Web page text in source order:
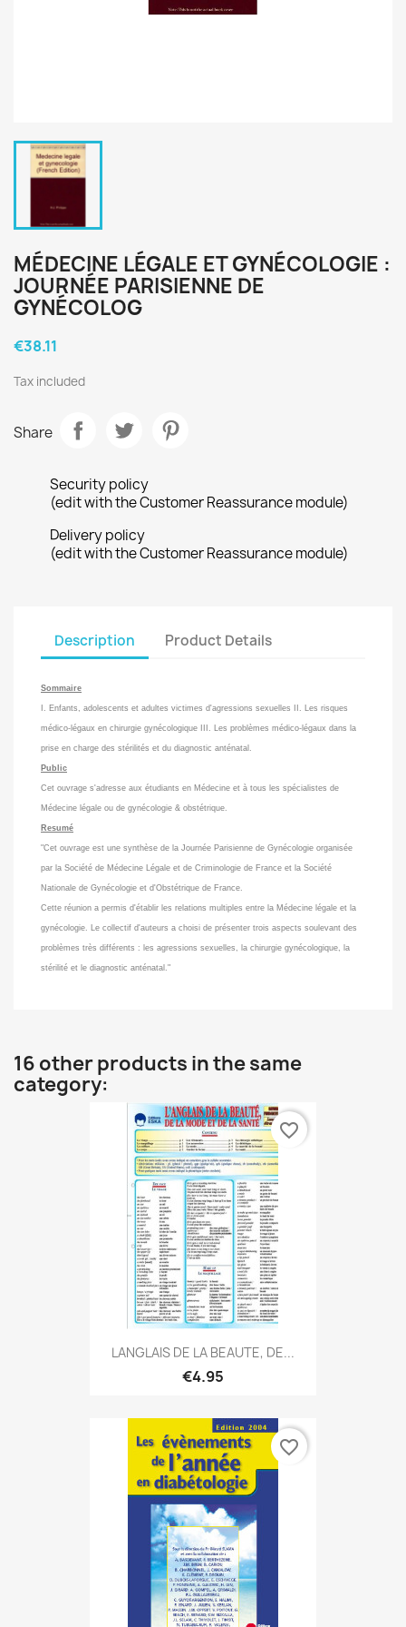
MÉDECINE LÉGALE ET GYNÉCOLOGIE :
JOURNÉE PARISIENNE DE
GYNÉCOLOG
€38.11
Tax included
Share
Security policy
(edit with the Customer Reassurance module)
Delivery policy
(edit with the Customer Reassurance module)
Description Product Details
Sommaire
I. Enfants, adolescents et adultes victimes d'agressions sexuelles II. Les risques
médico-légaux en chirurgie gynécologique III. Les problèmes médico-légaux dans la
prise en charge des stérilités et du diagnostic anténatal.
Public
Cet ouvrage s'adresse aux étudiants en Médecine et à tous les spécialistes de
Médecine légale ou de gynécologie & obstétrique.
Resumé
"Cet ouvrage est une synthèse de la Journée Parisienne de Gynécologie organisée
par la Société de Médecine Légale et de Criminologie de France et la Société
Nationale de Gynécologie et d'Obstétrique de France.
Cette réunion a permis d'établir les relations multiples entre la Médecine légale et la
gynécologie. Le collectif d'auteurs a choisi de présenter trois aspects soulevant des
problèmes très différents : les agressions sexuelles, la chirurgie gynécologique, la
stérilité et le diagnostic anténatal."
16 other products in the same
category:
LANGLAIS DE LA BEAUTE, DE...
€4.95
favorite_border
favorite_border